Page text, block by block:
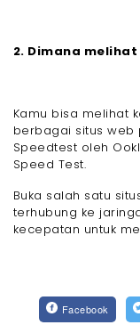
2. Dimana
Kamu bisa melihat
berbagai situs web
Speedtest oleh
Speed Test.
Buka salah satu
terhubung ke
kecepatan untuk
Facebook